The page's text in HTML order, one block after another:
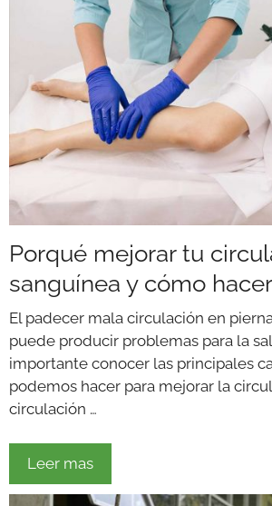
Porqué mejorar tu
sanguínea y cómo
El padecer mala circulación en
puede producir problemas para la
importante conocer las principales
podemos hacer para mejorar la
circulación …
Leer mas